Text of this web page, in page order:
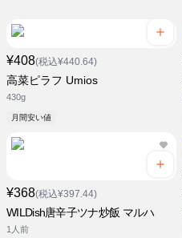
¥408(税込¥440.64)
高菜ピラフ Umios
430g
月間安い値
¥368(税込¥397.44)
WILDish唐辛子ツナ炒飯 マルハ
1人前